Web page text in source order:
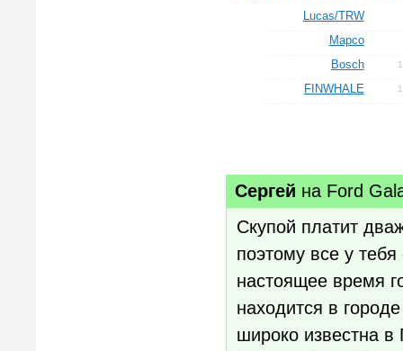
Lucas/TRW
Mapco
Bosch
1
FINWHALE 1
Cергей на Ford
Скупой платит
поэтому все у
настоящее время
находится в
широко известна